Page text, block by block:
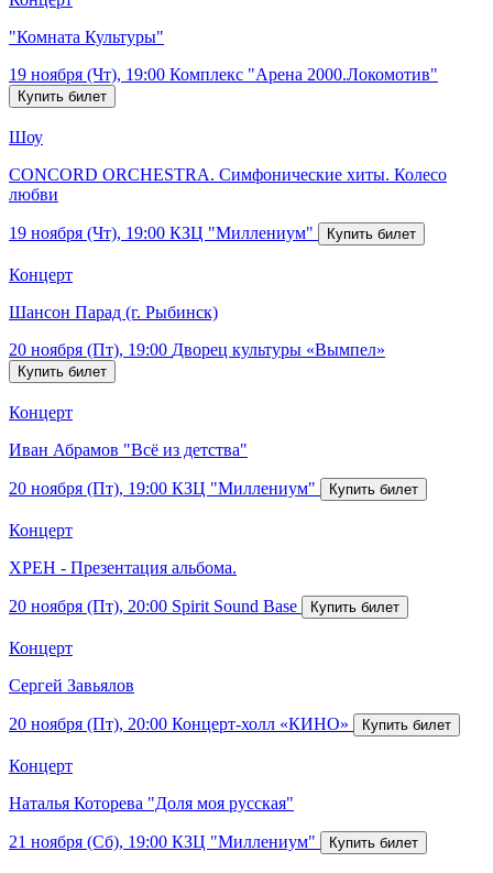
"Комната Культуры"
19 ноября (Чт), 19:00 Комплекс "Арена 2000.Локомотив"
Шоу
CONCORD ORCHESTRA. Симфонические хиты. Колесо
любви
19 ноября (Чт), 19:00 КЗЦ "Миллениум"
Концерт
Шансон Парад (г. Рыбинск)
20 ноября (Пт), 19:00 Дворец культуры «Вымпел»
Концерт
Иван Абрамов "Всё из детства"
20 ноября (Пт), 19:00 КЗЦ "Миллениум"
Концерт
ХРЕН - Презентация альбома.
20 ноября (Пт), 20:00 Spirit Sound Base
Концерт
Сергей Завьялов
20 ноября (Пт), 20:00 Концерт-холл «КИНО»
Концерт
Наталья Которева "Доля моя русская"
21 ноября (Сб), 19:00 КЗЦ "Миллениум"